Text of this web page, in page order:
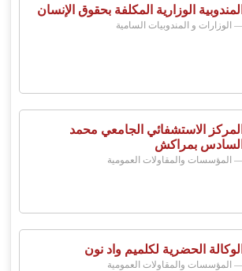
المندوبية الوزارية المكلفة بحقوق الإنسان
الوزارات و المندوبيات السامية
المركز الاستشفائي الجامعي محمد
السادس بمراكش
المؤسسات والمقاولات العمومية
الوكالة الحضرية لكلميم واد نون
المؤسسات والمقاولات العمومية